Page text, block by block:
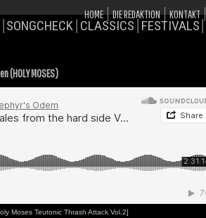
HOME DIE REDAKTION KONTAKT
SONGCHECK CLASSICS FESTIVALS
(HOLY MOSES)
Moses Teutonic Thrash Attack Vol.2]